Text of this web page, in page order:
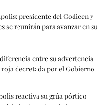
presidente del Codicen y
se reunirán para avanzar en su
entre su advertencia
decretada por el Gobierno
reactiva su grúa pórtico